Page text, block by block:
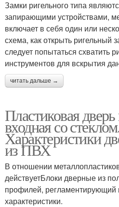
Замки ригельного типа
запирающими устройствами,
включает в себя один или
схема, как открыть ригельный
следует попытаться схватить
инструментов для вскрытия
читать дальше →
Пластиковая
входная со
Характеристики
из ПВХ
В отношении
действуетБлоки дверные из
профилей, регламентирующий
характеристики.